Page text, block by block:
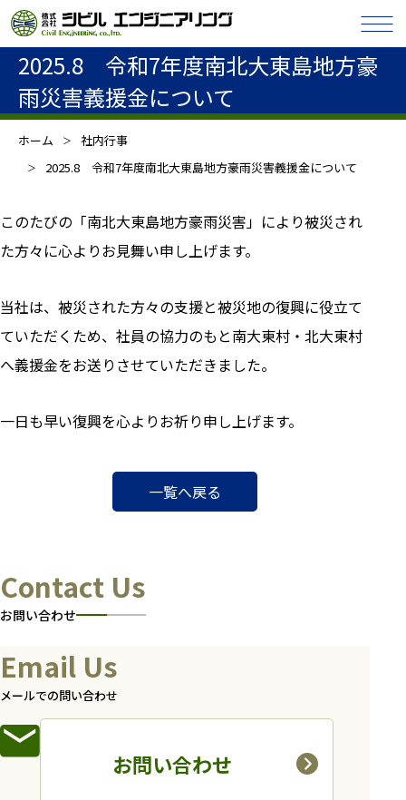
2025.8 令和7年度南北大東島地方豪
雨災害義援金について
ホーム
社内行事
2025.8 令和7年度南北大東島地方豪雨災害義援金について
このたびの「南北大東島地方豪雨災害」により被災され
た方々に心よりお見舞い申し上げます。
当社は、被災された方々の支援と被災地の復興に役立て
ていただくため、社員の協力のもと南大東村・北大東村
へ義援金をお送りさせていただきました。
一日も早い復興を心よりお祈り申し上げます。
一覧へ戻る
Contact Us
お問い合わせ
Email Us
メールでの問い合わせ
お問い合わせ